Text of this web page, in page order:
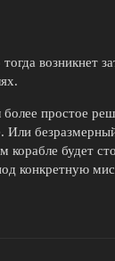
возникнет
простое
Или
корабле будет
конкретную